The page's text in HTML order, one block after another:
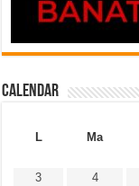
Calendar
L
Ma
3
4